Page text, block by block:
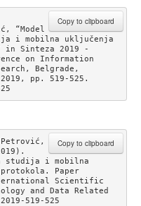
Copy to clipboard
“Model
i mobilna uključenja
in Sinteza 2019 -
on Information
Belgrade,
pp. 519-525.
Copy to clipboard
studija i mobilna
protokola. Paper
Scientific
and Data Related
519-525